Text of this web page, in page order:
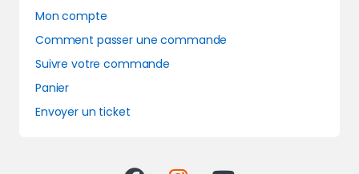
Mon compte
Comment passer une commande
Suivre votre commande
Panier
Envoyer un ticket